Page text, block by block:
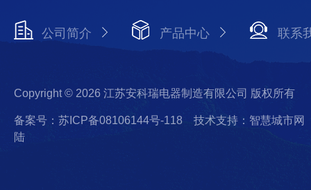
公司简介 产品中心 联系
Copyright © 2026 江苏安科瑞电器制造有限公司 版权所有
备案号：苏ICP备08106144号-118
技术支持：智慧城市网
陆